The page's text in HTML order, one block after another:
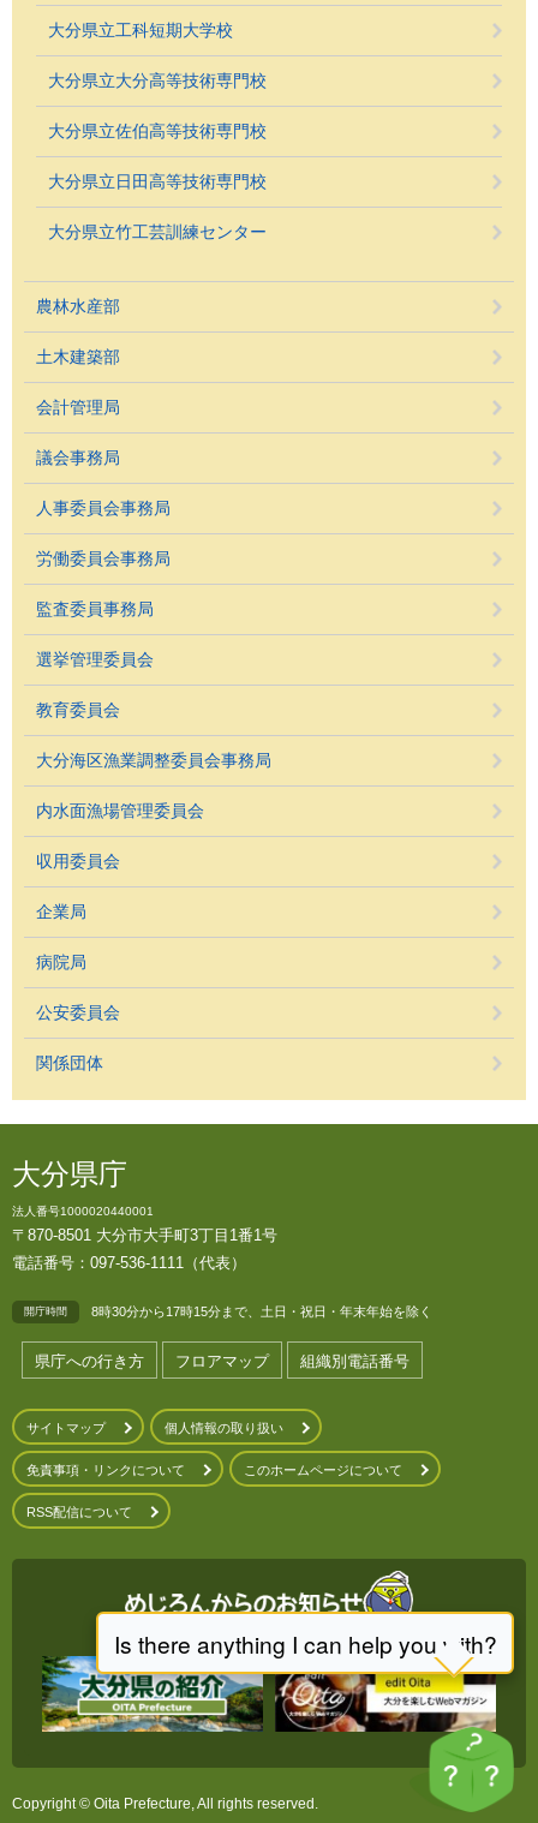
大分県立工科短期大学校
大分県立大分高等技術専門校
大分県立佐伯高等技術専門校
大分県立日田高等技術専門校
大分県立竹工芸訓練センター
農林水産部
土木建築部
会計管理局
議会事務局
人事委員会事務局
労働委員会事務局
監査委員事務局
選挙管理委員会
教育委員会
大分海区漁業調整委員会事務局
内水面漁場管理委員会
収用委員会
企業局
病院局
公安委員会
関係団体
大分県庁
法人番号1000020440001
〒870-8501 大分市大手町3丁目1番1号
電話番号：097-536-1111（代表）
開庁時間 8時30分から17時15分まで、土日・祝日・年末年始を除く
県庁への行き方 フロアマップ 組織別電話番号
サイトマップ 個人情報の取り扱い
免責事項・リンクについて このホームページについて
RSS配信について
Copyright © Oita Prefecture, All rights reserved.